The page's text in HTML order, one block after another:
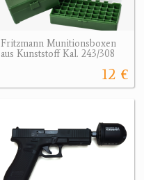
Fritzmann Munitionsboxen
aus Kunststoff Kal. 243/308
12 €